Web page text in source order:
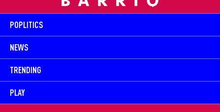
POPLITICS
NEWS
TRENDING
PLAY